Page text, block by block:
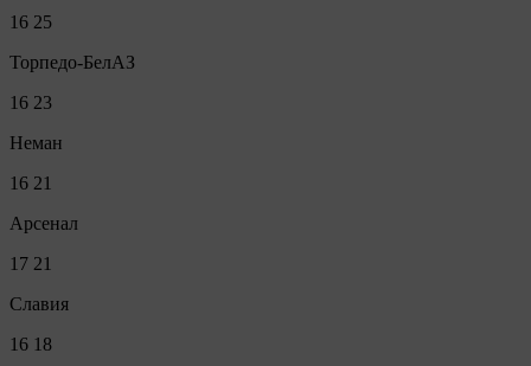
16 25
Торпедо-БелАЗ
16 23
Неман
16 21
Арсенал
17 21
Славия
16 18